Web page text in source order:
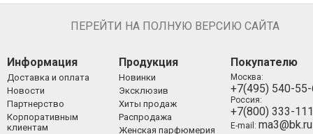
ПЕРЕЙТИ НА ПОЛНУЮ ВЕРСИЮ САЙТА
Информация
Доставка и оплата
Новости
Партнерство
Корпоративным
клиентам
Продукция
Новинки
Эксклюзив
Хиты продаж
Распродажа
Женская парфюмерия
Покупателю
Москва:
+7(495) 540-
Россия:
+7(800) 333-
E-mail: ma3@bk.ru